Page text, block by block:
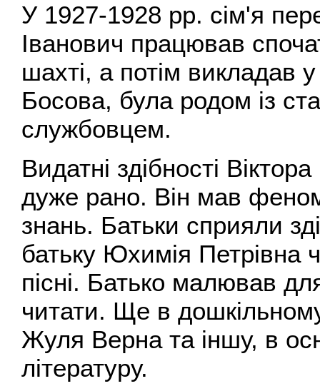
У 1927-1928 pp. сім'я
Іванович працював
шахті, а потім викладав
Босова, була родом із
службовцем.
Видатні здібності
дуже рано. Він мав
знань. Батьки сприяли
батьку Юхимія Петрівна
пісні. Батько малював
читати. Ще в
Жуля Верна та іншу, в
літературу.